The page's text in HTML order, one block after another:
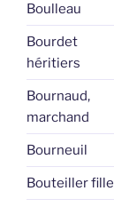
Boulleau
Bourdet
héritiers
Bournaud,
marchand
Bourneuil
Bouteiller fille